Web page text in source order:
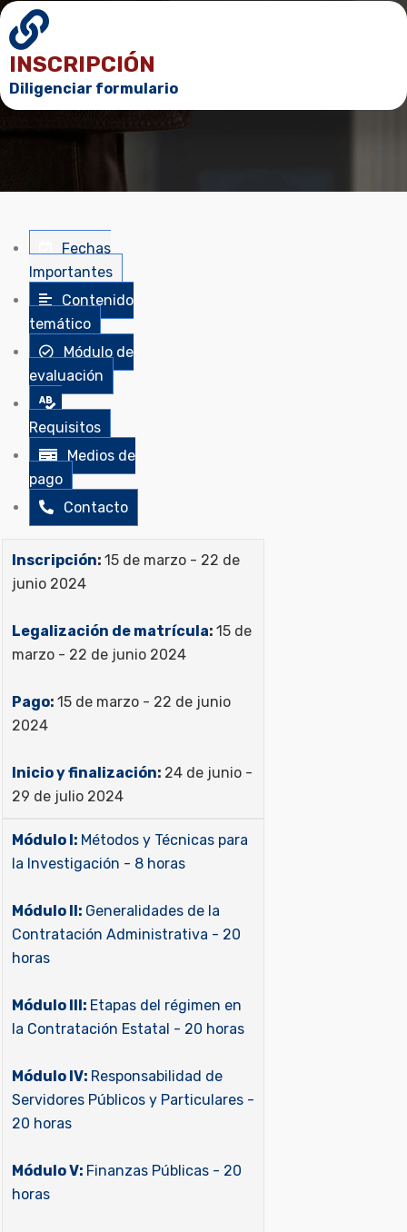
INSCRIPCIÓN
Diligenciar formulario
Fechas
Importantes
Contenido
temático
Módulo de
evaluación
Requisitos
Medios de
pago
Contacto
Inscripción: 15 de marzo - 22 de
junio 2024
Legalización de matrícula: 15 de
marzo - 22 de junio 2024
Pago: 15 de marzo - 22 de junio
2024
Inicio y finalización: 24 de junio -
29 de julio 2024
Módulo I: Métodos y Técnicas para
la Investigación - 8 horas
Módulo II: Generalidades de la
Contratación Administrativa - 20
horas
Módulo III: Etapas del régimen en
la Contratación Estatal - 20 horas
Módulo IV: Responsabilidad de
Servidores Públicos y Particulares -
20 horas
Módulo V: Finanzas Públicas - 20
horas